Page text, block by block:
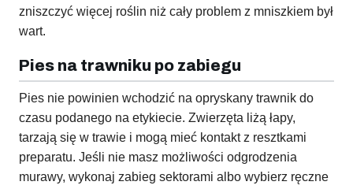
zniszczyć więcej roślin niż cały problem z mniszkiem był
wart.
Pies na trawniku po zabiegu
Pies nie powinien wchodzić na opryskany trawnik do
czasu podanego na etykiecie. Zwierzęta liżą łapy,
tarzają się w trawie i mogą mieć kontakt z resztkami
preparatu. Jeśli nie masz możliwości odgrodzenia
murawy, wykonaj zabieg sektorami albo wybierz ręczne